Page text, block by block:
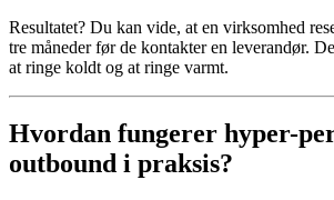
Resultatet? Du kan vide, at en virksomhed
tre måneder før de kontakter en leverandør.
at ringe koldt og at ringe varmt.
Hvordan fungerer hyper-
outbound i praksis?